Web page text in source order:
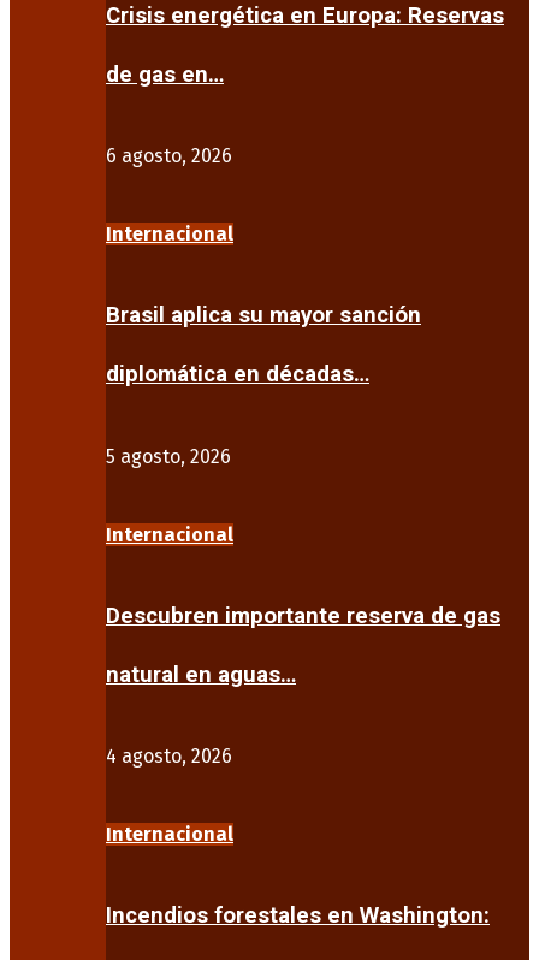
Crisis energética en Europa: Reservas
de gas en…
6 agosto, 2026
Internacional
Brasil aplica su mayor sanción
diplomática en décadas…
5 agosto, 2026
Internacional
Descubren importante reserva de gas
natural en aguas…
4 agosto, 2026
Internacional
Incendios forestales en Washington: